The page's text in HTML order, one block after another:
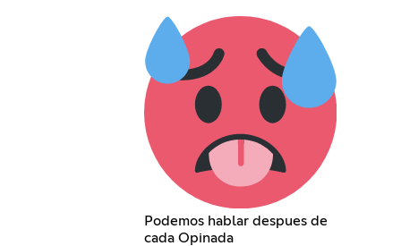
Podemos hablar despues de
cada Opinada